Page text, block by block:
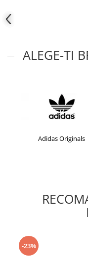
ALEGE-TI
Adidas Originals
-23%